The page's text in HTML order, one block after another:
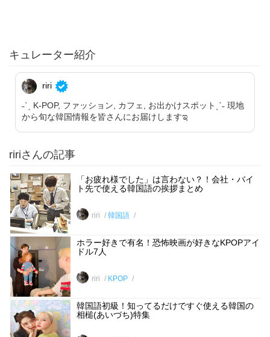
キュレーター紹介
riri
˗ˋˏ K-POP, ファッション, カフェ, お出かけスポットˎˊ˗ 現地
から旬な韓国情報を皆さんにお届けしますಇ
ririさんの記事
「お疲れ様でした」は言わない？！会社・バイ
ト先で使える韓国語の挨拶まとめ
riri 韓国語
ホラー好きで有名！恐怖映画が好きなKPOPアイ
ドル7人
riri KPOP
韓国語初級！知ってるだけですぐ使える韓国の
相槌(あいづち)特集